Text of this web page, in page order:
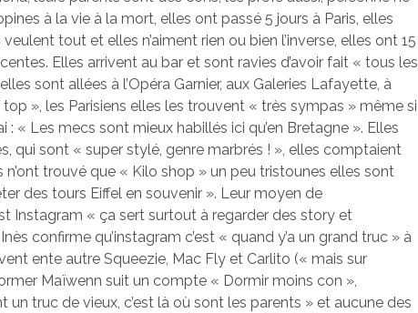
à la vie à la mort, elles ont passé 5 jours à Paris, elles
tout et elles n’aiment rien ou bien l’inverse, elles ont 15
Elles arrivent au bar et sont ravies d’avoir fait « tous les
sont allées à l’Opéra Garnier, aux Galeries Lafayette, à
», les Parisiens elles les trouvent « très sympas » même si
: « Les mecs sont mieux habillés ici qu’en Bretagne ». Elles
qui sont « super stylé, genre marbrés ! », elles comptaient
n’ont trouvé que « Kilo shop » un peu tristounes elles sont
des tours Eiffel en souvenir ». Leur moyen de
Instagram « ça sert surtout à regarder des story et
confirme qu’instagram c’est « quand y’a un grand truc » à
ente autre Squeezie, Mac Fly et Carlito (« mais sur
Maïwenn suit un compte « Dormir moins con »,
un truc de vieux, c’est là où sont les parents » et aucune des